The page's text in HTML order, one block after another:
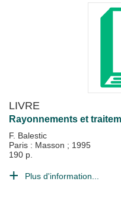
LIVRE
Rayonnements et
F. Balestic
Paris : Masson ; 1995
190 p.
Plus d'information...